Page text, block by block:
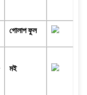
গোলাপ ফুল
মই